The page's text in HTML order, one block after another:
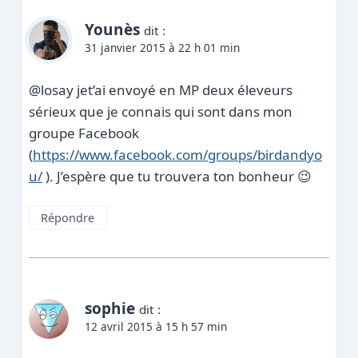
Younès dit :
31 janvier 2015 à 22 h 01 min
@losay jet’ai envoyé en MP deux éleveurs
sérieux que je connais qui sont dans mon
groupe Facebook
(https://www.facebook.com/groups/birdandyo
u/). J’espère que tu trouvera ton bonheur 😉
Répondre
sophie dit :
12 avril 2015 à 15 h 57 min